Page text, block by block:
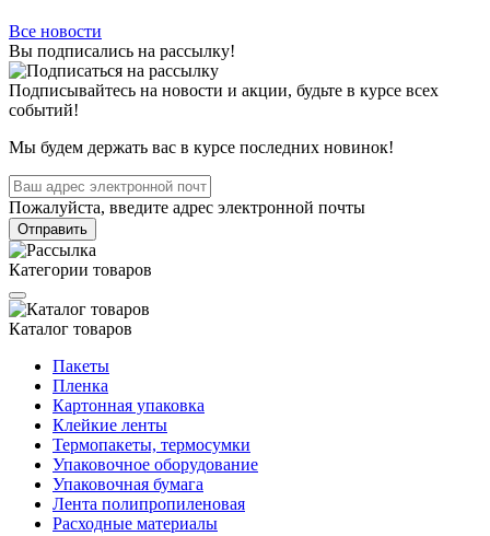
Все новости
Вы подписались на рассылку!
Подписывайтесь на новости и акции, будьте в курсе всех
событий!
Мы будем держать вас в курсе последних новинок!
Пожалуйста, введите адрес электронной почты
Отправить
Категории товаров
Каталог товаров
Пакеты
Пленка
Картонная упаковка
Клейкие ленты
Термопакеты, термосумки
Упаковочное оборудование
Упаковочная бумага
Лента полипропиленовая
Расходные материалы